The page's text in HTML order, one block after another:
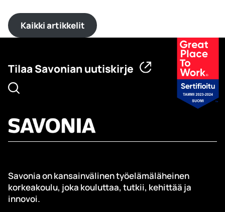
Kaikki artikkelit
Tilaa Savonian uutiskirje
Savonia on kansainvälinen työelämäläheinen
korkeakoulu, joka kouluttaa, tutkii, kehittää ja
innovoi.